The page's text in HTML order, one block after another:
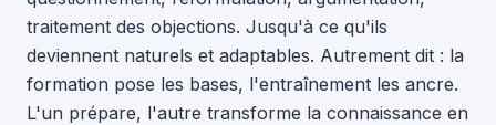
traitement des objections. Jusqu'à ce qu'ils
deviennent naturels et adaptables. Autrement dit : la
formation pose les bases, l'entraînement les ancre.
L'un prépare, l'autre transforme la connaissance en